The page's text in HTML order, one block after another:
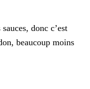
donc c’est
beaucoup moins